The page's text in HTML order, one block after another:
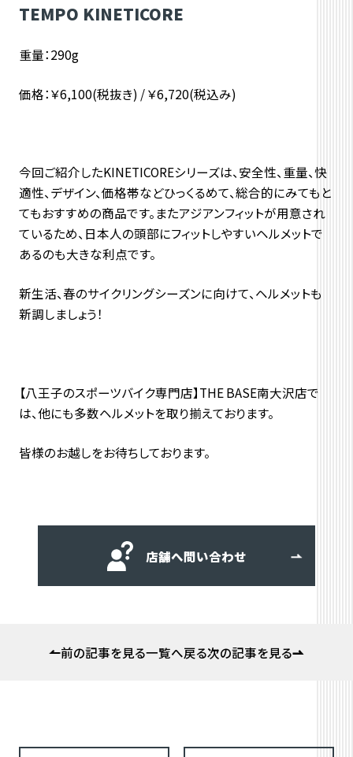
TEMPO KINETICORE
重量：290g
価格：￥6,100(税抜き) / ￥6,720(税込み)
今回ご紹介したKINETICOREシリーズは、安全性、重量、快
適性、デザイン、価格帯などひっくるめて、総合的にみてもと
てもおすすめの商品です。またアジアンフィットが用意され
ているため、日本人の頭部にフィットしやすいヘルメットで
あるのも大きな利点です。
新生活、春のサイクリングシーズンに向けて、ヘルメットも
新調しましょう！
【八王子のスポーツバイク専門店】THE BASE南大沢店で
は、他にも多数ヘルメットを取り揃えております。
皆様のお越しをお待ちしております。
店舗へ問い合わせ
前の記事を見る一覧へ戻る次の記事を見る